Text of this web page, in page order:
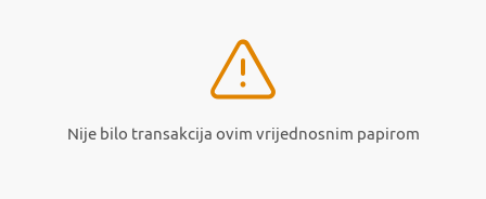
Nije bilo transakcija ovim vrijednosnim papirom